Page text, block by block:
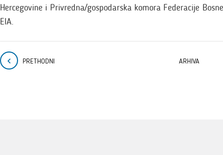
Hercegovine i Privredna/gospodarska komora Federacije
EIA.
PRETHODNI ARHIVA